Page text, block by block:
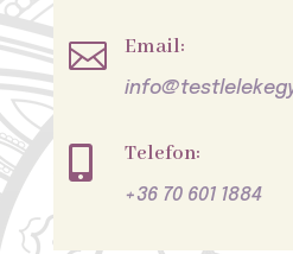
 Email:
 Telefon:
+36 70 601 1884